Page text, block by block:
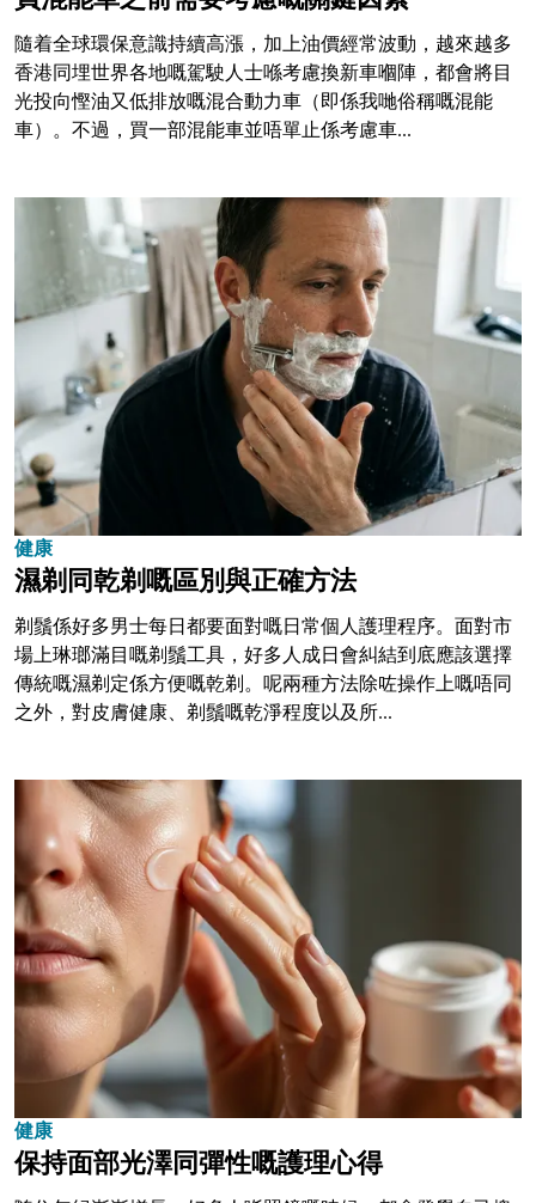
隨着全球環保意識持續高漲，加上油價經常波動，越來越多
香港同埋世界各地嘅駕駛人士喺考慮換新車嗰陣，都會將目
光投向慳油又低排放嘅混合動力車（即係我哋俗稱嘅混能
車）。不過，買一部混能車並唔單止係考慮車...
健康
濕剃同乾剃嘅區別與正確方法
剃鬚係好多男士每日都要面對嘅日常個人護理程序。面對市
場上琳瑯滿目嘅剃鬚工具，好多人成日會糾結到底應該選擇
傳統嘅濕剃定係方便嘅乾剃。呢兩種方法除咗操作上嘅唔同
之外，對皮膚健康、剃鬚嘅乾淨程度以及所...
健康
保持面部光澤同彈性嘅護理心得